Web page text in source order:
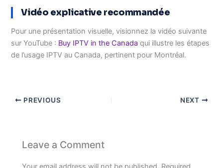
Vidéo explicative recommandée
Pour une présentation visuelle, visionnez la vidéo suivante
sur YouTube : Buy IPTV in the Canada qui illustre les étapes
de l’usage IPTV au Canada, pertinent pour Montréal.
PREVIOUS NEXT
Leave a Comment